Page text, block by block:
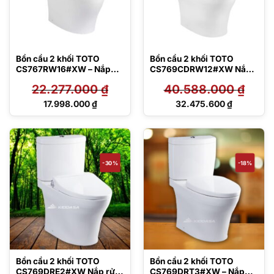
Bồn cầu 2 khối TOTO
CS767RW16#XW – Nắp
22.277.000₫
Giá
22.277.000 ₫.
17.998.000₫
Giá
tại
17.998.000 ₫.
Bồn cầu 2 khối TOTO
CS769CDRW12#XW Nắp
40.588.000₫
Giá
40.588.000 ₫.
32.475.600₫
Giá
tại
32.475.600 ₫.
-30%
Bồn cầu 2 khối TOTO
CS769DRE2#XW Nắp rửa
-18%
Bồn cầu 2 khối TOTO
CS769DRT3#XW – Nắp